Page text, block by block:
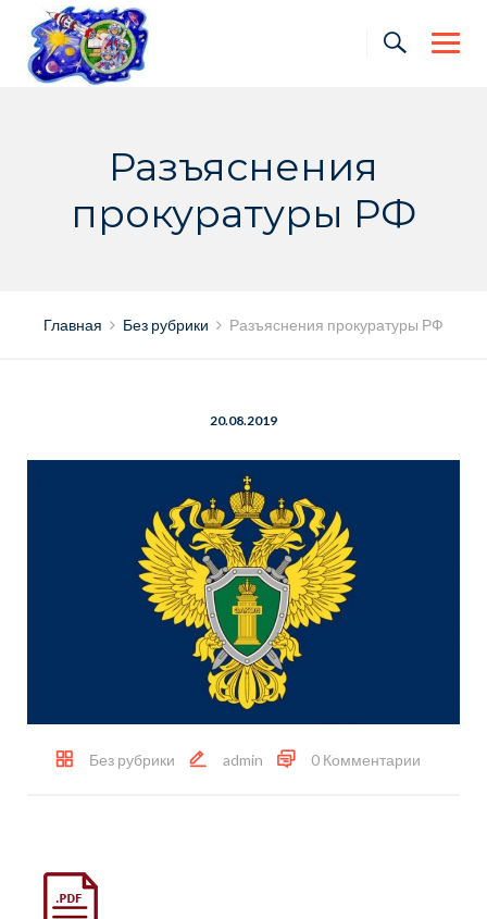
content
Разъяснения
прокуратуры РФ
Главная Без рубрики Разъяснения прокуратуры РФ
20.08.2019
Без рубрики admin 0 Комментарии